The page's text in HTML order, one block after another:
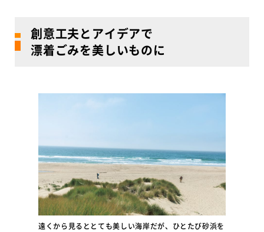
創意工夫とアイデアで
漂着ごみを美しいものに
遠くから見るととても美しい海岸だが、ひとたび砂浜を